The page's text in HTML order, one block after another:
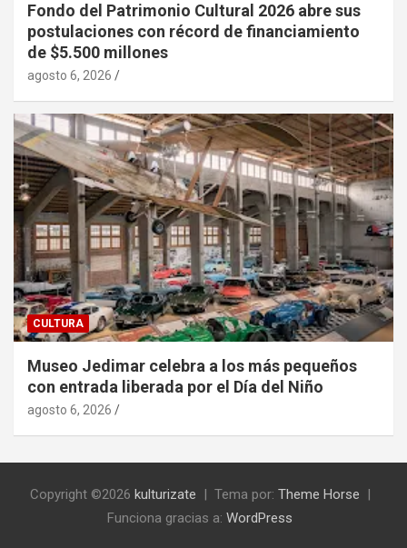
Fondo del Patrimonio Cultural 2026 abre sus
postulaciones con récord de financiamiento
de $5.500 millones
agosto 6, 2026
CULTURA
Museo Jedimar celebra a los más pequeños
con entrada liberada por el Día del Niño
agosto 6, 2026
Copyright ©2026 kulturizate Tema por: Theme Horse
Funciona gracias a: WordPress